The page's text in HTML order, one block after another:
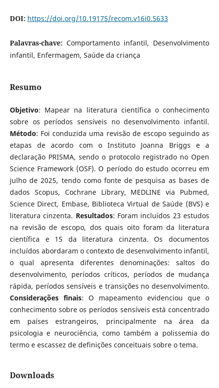
DOI: https://doi.org/10.19175/recom.v16i0.5633
Palavras-chave: Comportamento infantil, Desenvolvimento
infantil, Enfermagem, Saúde da criança
Resumo
Objetivo: Mapear na literatura científica o conhecimento
sobre os períodos sensíveis no desenvolvimento infantil.
Método: Foi conduzida uma revisão de escopo seguindo as
etapas de acordo com o Instituto Joanna Briggs e a
declaração PRISMA, sendo o protocolo registrado no Open
Science Framework (OSF). O período do estudo ocorreu em
julho de 2025, tendo como fonte de pesquisa as bases de
dados Scopus, Cochrane Library, MEDLINE via Pubmed,
Science Direct, Embase, Biblioteca Virtual de Saúde (BVS) e
literatura cinzenta. Resultados: Foram incluídos 23 estudos
na revisão de escopo, dos quais oito foram da literatura
científica e 15 da literatura cinzenta. Os documentos
incluídos abordaram o contexto de desenvolvimento infantil,
o qual apresenta diferentes denominações: saltos do
desenvolvimento, períodos críticos, períodos de mudança
rápida, períodos sensíveis e transições no desenvolvimento.
Considerações finais: O mapeamento evidenciou que o
conhecimento sobre os períodos sensíveis está concentrado
em países estrangeiros, principalmente na área da
psicologia e neurociência, como também a polissemia do
termo e escassez de definições conceituais sobre o tema.
Downloads